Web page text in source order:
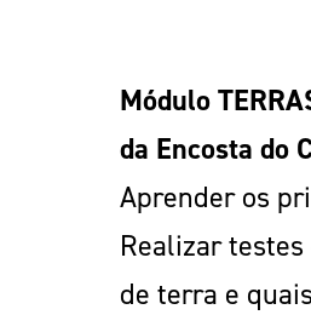
Módulo
da Encosta do
Aprender os
Realizar
de terra e